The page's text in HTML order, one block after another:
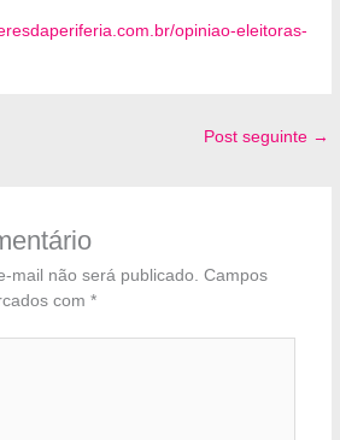
opiniao-eleitoras-
Post seguinte →
mail não será publicado. Campos
com *